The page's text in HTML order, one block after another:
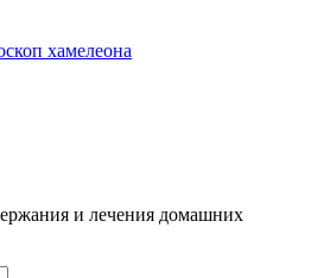
хамелеона
и лечения домашних